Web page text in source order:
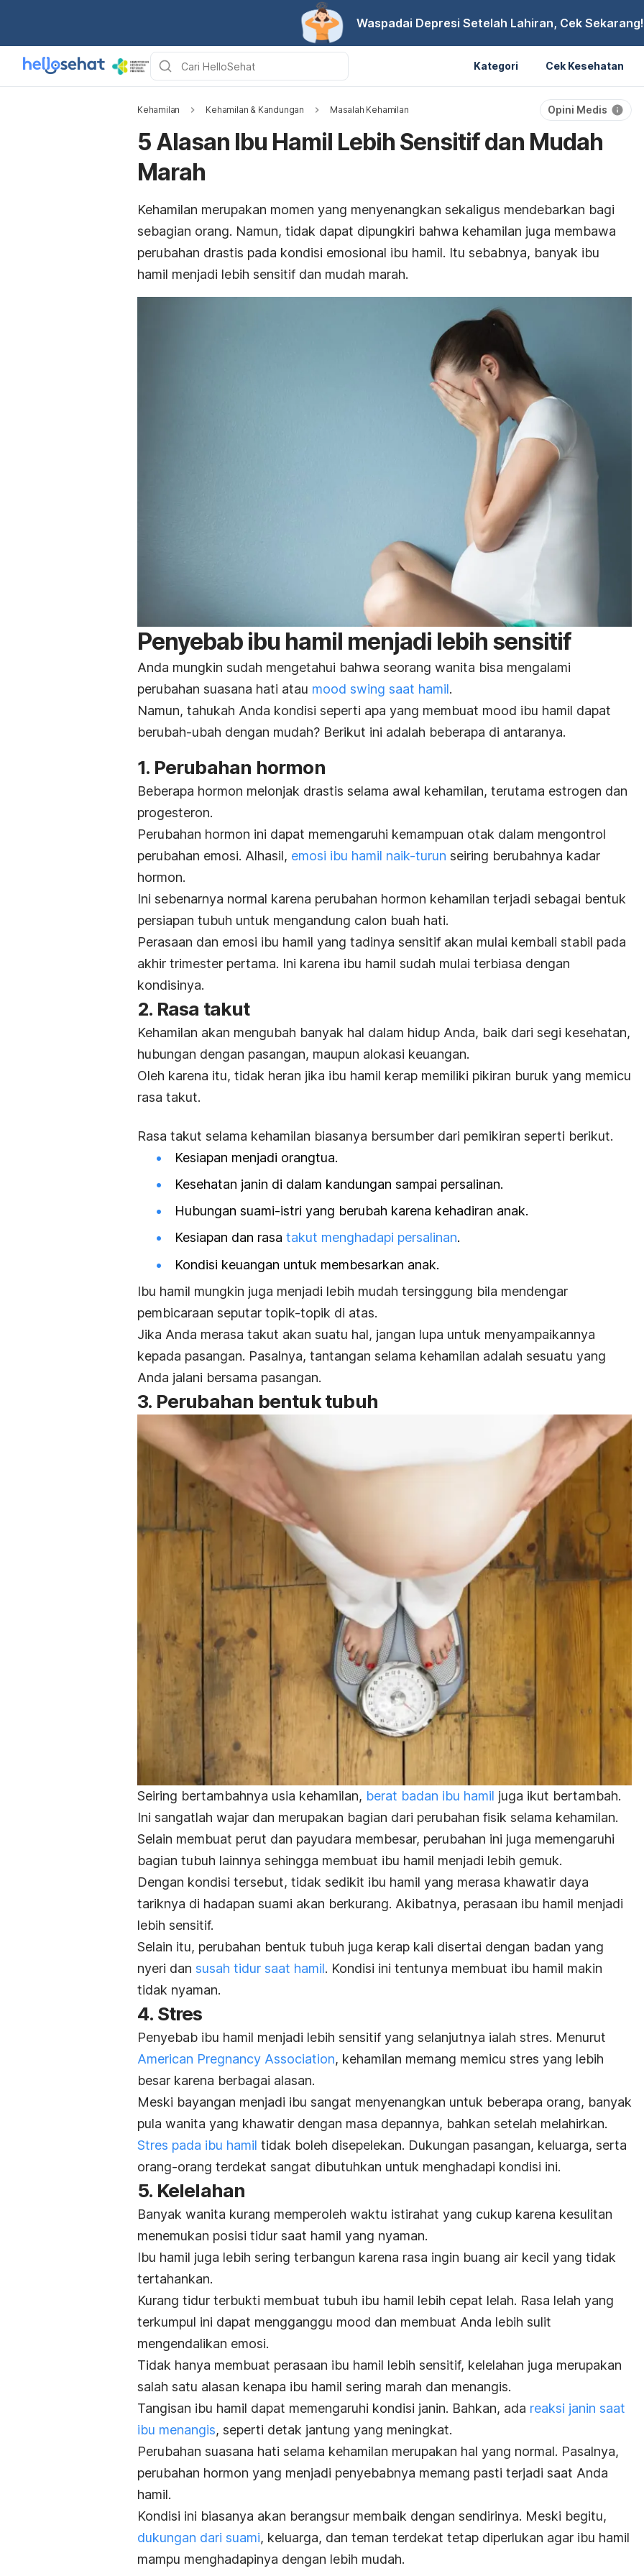
Waspadai Depresi Setelah Lahiran, Cek Sekarang!
Kategori Cek Kesehatan
Kehamilan Kehamilan & Kandungan Masalah Kehamilan Opini Medis
5 Alasan Ibu Hamil Lebih Sensitif dan Mudah
Marah
Kehamilan merupakan momen yang menyenangkan sekaligus mendebarkan bagi
sebagian orang. Namun, tidak dapat dipungkiri bahwa kehamilan juga membawa
perubahan drastis pada kondisi emosional ibu hamil. Itu sebabnya, banyak ibu
hamil menjadi lebih sensitif dan mudah marah.
Penyebab ibu hamil menjadi lebih sensitif
Anda mungkin sudah mengetahui bahwa seorang wanita bisa mengalami
perubahan suasana hati atau mood swing saat hamil.
Namun, tahukah Anda kondisi seperti apa yang membuat mood ibu hamil dapat
berubah-ubah dengan mudah? Berikut ini adalah beberapa di antaranya.
1. Perubahan hormon
Beberapa hormon melonjak drastis selama awal kehamilan, terutama estrogen dan
progesteron.
Perubahan hormon ini dapat memengaruhi kemampuan otak dalam mengontrol
perubahan emosi. Alhasil, emosi ibu hamil naik-turun seiring berubahnya kadar
hormon.
Ini sebenarnya normal karena perubahan hormon kehamilan terjadi sebagai bentuk
persiapan tubuh untuk mengandung calon buah hati.
Perasaan dan emosi ibu hamil yang tadinya sensitif akan mulai kembali stabil pada
akhir trimester pertama. Ini karena ibu hamil sudah mulai terbiasa dengan
kondisinya.
2. Rasa takut
Kehamilan akan mengubah banyak hal dalam hidup Anda, baik dari segi kesehatan,
hubungan dengan pasangan, maupun alokasi keuangan.
Oleh karena itu, tidak heran jika ibu hamil kerap memiliki pikiran buruk yang memicu
rasa takut.
Rasa takut selama kehamilan biasanya bersumber dari pemikiran seperti berikut.
Kesiapan menjadi orangtua.
Kesehatan janin di dalam kandungan sampai persalinan.
Hubungan suami-istri yang berubah karena kehadiran anak.
Kesiapan dan rasa takut menghadapi persalinan.
Kondisi keuangan untuk membesarkan anak.
Ibu hamil mungkin juga menjadi lebih mudah tersinggung bila mendengar
pembicaraan seputar topik-topik di atas.
Jika Anda merasa takut akan suatu hal, jangan lupa untuk menyampaikannya
kepada pasangan. Pasalnya, tantangan selama kehamilan adalah sesuatu yang
Anda jalani bersama pasangan.
3. Perubahan bentuk tubuh
Seiring bertambahnya usia kehamilan, berat badan ibu hamil juga ikut bertambah.
Ini sangatlah wajar dan merupakan bagian dari perubahan fisik selama kehamilan.
Selain membuat perut dan payudara membesar, perubahan ini juga memengaruhi
bagian tubuh lainnya sehingga membuat ibu hamil menjadi lebih gemuk.
Dengan kondisi tersebut, tidak sedikit ibu hamil yang merasa khawatir daya
tariknya di hadapan suami akan berkurang. Akibatnya, perasaan ibu hamil menjadi
lebih sensitif.
Selain itu, perubahan bentuk tubuh juga kerap kali disertai dengan badan yang
nyeri dan susah tidur saat hamil. Kondisi ini tentunya membuat ibu hamil makin
tidak nyaman.
4. Stres
Penyebab ibu hamil menjadi lebih sensitif yang selanjutnya ialah stres. Menurut
American Pregnancy Association, kehamilan memang memicu stres yang lebih
besar karena berbagai alasan.
Meski bayangan menjadi ibu sangat menyenangkan untuk beberapa orang, banyak
pula wanita yang khawatir dengan masa depannya, bahkan setelah melahirkan.
Stres pada ibu hamil tidak boleh disepelekan. Dukungan pasangan, keluarga, serta
orang-orang terdekat sangat dibutuhkan untuk menghadapi kondisi ini.
5. Kelelahan
Banyak wanita kurang memperoleh waktu istirahat yang cukup karena kesulitan
menemukan posisi tidur saat hamil yang nyaman.
Ibu hamil juga lebih sering terbangun karena rasa ingin buang air kecil yang tidak
tertahankan.
Kurang tidur terbukti membuat tubuh ibu hamil lebih cepat lelah. Rasa lelah yang
terkumpul ini dapat mengganggu mood dan membuat Anda lebih sulit
mengendalikan emosi.
Tidak hanya membuat perasaan ibu hamil lebih sensitif, kelelahan juga merupakan
salah satu alasan kenapa ibu hamil sering marah dan menangis.
Tangisan ibu hamil dapat memengaruhi kondisi janin. Bahkan, ada reaksi janin saat
ibu menangis, seperti detak jantung yang meningkat.
Perubahan suasana hati selama kehamilan merupakan hal yang normal. Pasalnya,
perubahan hormon yang menjadi penyebabnya memang pasti terjadi saat Anda
hamil.
Kondisi ini biasanya akan berangsur membaik dengan sendirinya. Meski begitu,
dukungan dari suami, keluarga, dan teman terdekat tetap diperlukan agar ibu hamil
mampu menghadapinya dengan lebih mudah.